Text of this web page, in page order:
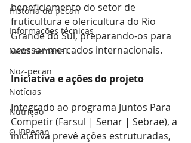
História da pecan
Informações técnicas
News semanal
Noz-pecan
Notícias
Nutrição
O IBPecan
beneficiamento do setor de
fruticultura e olericultura do Rio
Grande do Sul, preparando-os para
acessar mercados internacionais.
Iniciativa e ações do projeto
Integrado ao programa Juntos Para
Competir (Farsul | Senar | Sebrae), a
iniciativa prevê ações estruturadas,